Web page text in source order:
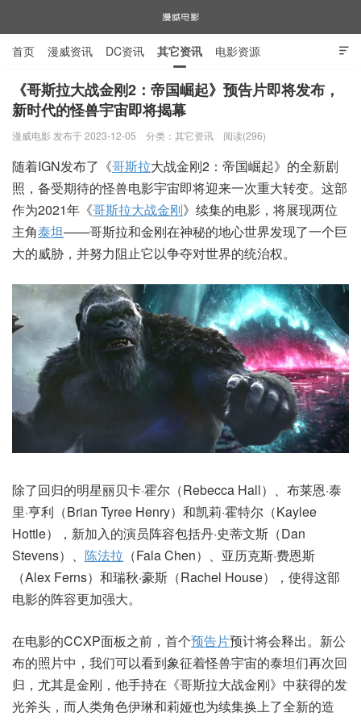
漫威电影

首页 漫威资讯 DC资讯 其它资讯 电影资源
电视剧资源 漫威图片
《哥斯拉大战金刚2：帝国崛起》预告片即将发布，
新时代的怪兽宇宙即将揭幕
漫威电影 发布于 2023-12-05 分类： 其它资讯 阅读(296)
随着IGN发布了《哥斯拉大战金刚2：帝国崛起》的全新剧
照，备受期待的怪兽电影宇宙即将迎来一次重大转变。这部
作为2021年《哥斯拉大战金刚》续集的电影，将展现两位
主角泰坦——哥斯拉和金刚在神秘的地心世界发现了一个巨
大的威胁，并努力阻止它以争夺对世界的统治权。
除了回归的明星丽贝卡·霍尔（Rebecca Hall）、布莱恩·泰
里·亨利（Brian Tyree Henry）和凯莉·霍特尔（Kaylee
Hottle），新加入的演员阵容包括丹·史蒂文斯（Dan
Stevens）、 陈法拉 （Fala Chen）、亚历克斯·费恩斯
（Alex Ferns）和瑞秋·豪斯（Rachel House），使得这部
电影的阵容更加强大。
在电影的CCXP面板之前，首个预告片预计将会释出。新公
布的照片中，我们可以看到象征着怪兽宇宙的泰坦们再次回
归，尤其是金刚，他手持在《哥斯拉大战金刚》中获得的发
光斧头，而人类角色伊琳和莉娅也为续集换上了全新的造